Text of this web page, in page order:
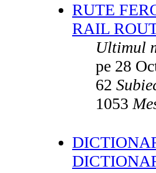
RUTE
RAIL
Ultimul
pe 28
62
1053